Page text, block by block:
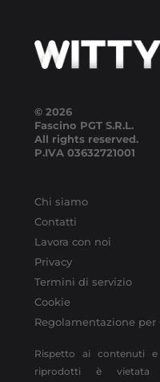
© 2026
Fascino PGT S.R.L.
All rights reserved.
P.IVA 03632721001
Chi siamo
Contatti
Lavora con noi
Privacy
Termini di servizio
Cookie
Regolamentazione per
Rispetto ai contenuti
riprodotti è vietata